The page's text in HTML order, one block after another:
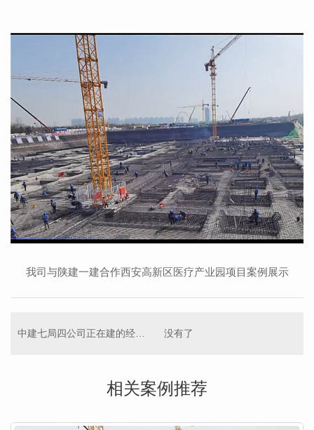
我司与陕建一建合作西安高新区医疗产业园项目案例展示
没有了
相关案例推荐